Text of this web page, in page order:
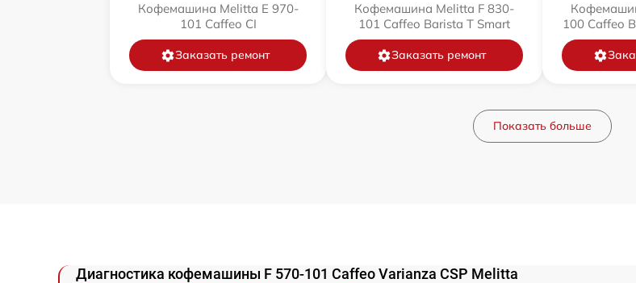
Кофемашина Melitta Е 970-
101 Caffeo CI
Заказать ремонт
Кофемашина Melitta F 830-
101 Caffeo Barista T Smart
Заказать ремонт
100 Caffeo
Показать больше
Диагностика кофемашины F 570-101 Caffeo Varianza CSP Melitta